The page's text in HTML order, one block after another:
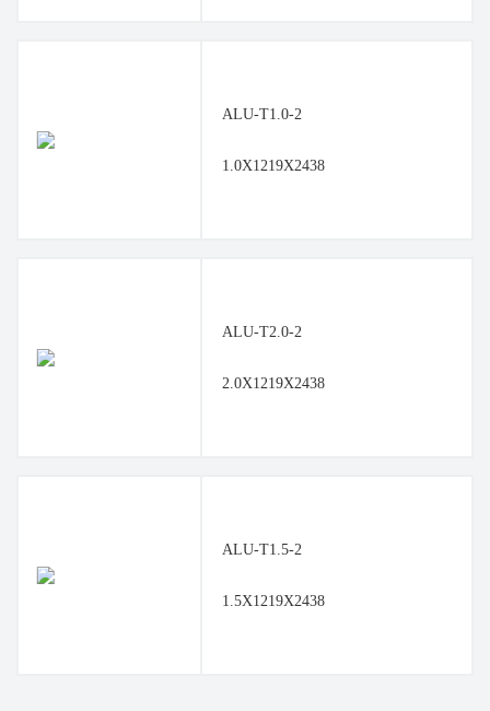
ALU-T1.0-2
1.0X1219X2438
ALU-T2.0-2
2.0X1219X2438
ALU-T1.5-2
1.5X1219X2438